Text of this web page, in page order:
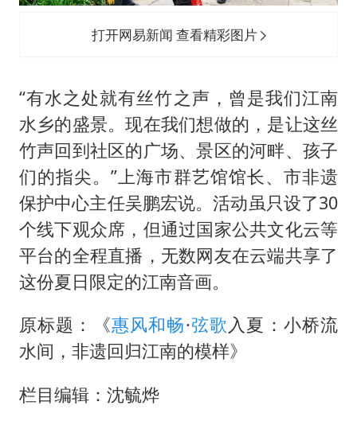
打开网易新闻 查看精彩图片
“有水之处就有丝竹之声，曾是我们江南
水乡的盛景。现在我们想做的，是让这丝
竹声回到社区的广场、景区的河畔、孩子
们的指尖。”上海市群艺馆馆长、市非遗
保护中心主任吴鹏宏说。活动虽只设了30
个线下观众席，但通过国家公共文化云等
平台的全程直播，无数网友在云端共享了
这份夏日限定的江南音画。
原标题：《惠风和畅·弦歌入夏：小桥流
水间，非遗回归江南的模样》
栏目编辑：沈毓烨